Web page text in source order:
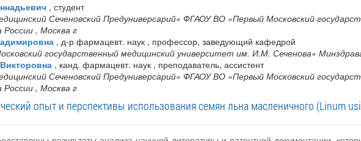
, студент
Сеченовский Предуниверсарий» ФГАОУ ВО «Первый Московский
России , Москва г
, д-р фармацевт. наук , профессор, заведующий кафедрой
государственный медицинский университет им. И.М. Сеченова»
, канд. фармацевт. наук , преподаватель, ассистент
Сеченовский Предуниверсарий» ФГАОУ ВО «Первый Московский
России , Москва г
опыт и перспективы использования семян льна масленичного (Linum